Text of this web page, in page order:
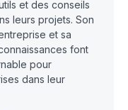
et des conseils
leurs projets. Son
et sa
font
pour
dans leur